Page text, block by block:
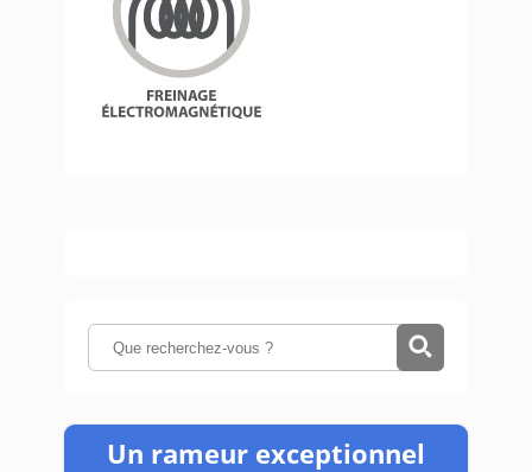
Un rameur exceptionnel